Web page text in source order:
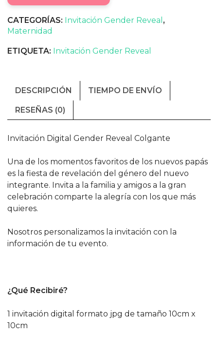
CATEGORÍAS: Invitación Gender Reveal ,
Maternidad
ETIQUETA: Invitación Gender Reveal
DESCRIPCIÓN TIEMPO DE ENVÍO
RESEÑAS (0)
Invitación Digital Gender Reveal Colgante
Una de los momentos favoritos de los nuevos papás
es la fiesta de revelación del género del nuevo
integrante. Invita a la familia y amigos a la gran
celebración comparte la alegría con los que más
quieres.
Nosotros personalizamos la invitación con la
información de tu evento.
¿Qué Recibiré?
1 invitación digital formato jpg de tamaño 10cm x
10cm